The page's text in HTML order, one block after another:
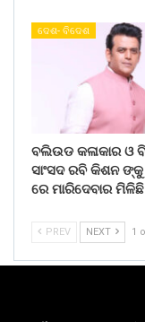
ଦେଶ- ବିଦେଶ
ବଲିଉଡ କଳାକାର ଓ
ସାଂସଦ ରବି କିଶନ ଙ୍କୁ
ରେ ମାରିଦେବାର
PREV NEXT 1